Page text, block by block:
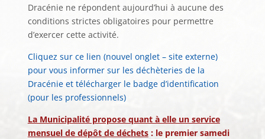
Dracénie ne répondent aujourd’hui à aucune des
conditions strictes obligatoires pour permettre
d’exercer cette activité.
Cliquez sur ce lien (nouvel onglet – site externe)
pour vous informer sur les déchèteries de la
Dracénie et télécharger le badge d’identification
(pour les professionnels)
La Municipalité propose quant à elle un service
mensuel de dépôt de déchets: le premier samedi